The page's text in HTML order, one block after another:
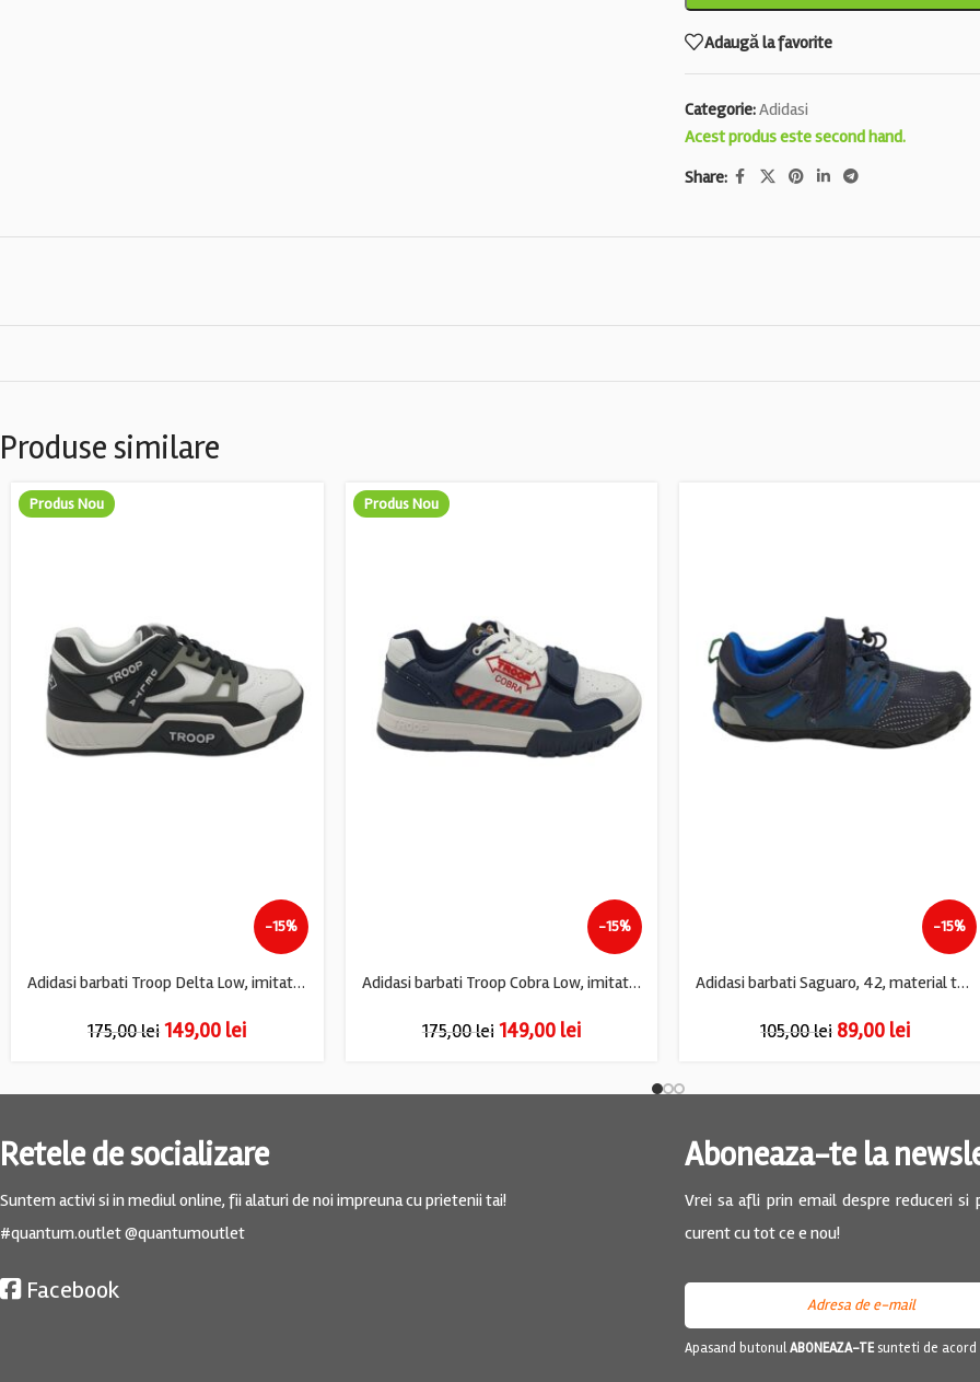
Adaugă la favorite
Categorie:Adidasi
Acest produs este second hand.
Share:
Produse similare
Produs Nou
-15%
Adidasi barbati Troop Delta Low, imitatie de piele, alb negru
175,00lei 149,00 lei
Produs Nou
-15%
Adidasi barbati Troop Cobra Low, imitatie de piele, alb albastru
175,00lei 149,00 lei
-15%
Adidasi barbati Saguaro, 42, material textil, negru albastru
105,00lei 89,00 lei
Retele de socializare
Suntem activi si in mediul online, fii alaturi de noi impreuna cu prietenii tai!
#quantum.outlet @quantumoutlet
Facebook
Aboneaza-te la
Vrei sa afli prin email despre reduceri
curent cu tot ce e nou!
Apasand butonulABONEAZA-TEsunteti de acord